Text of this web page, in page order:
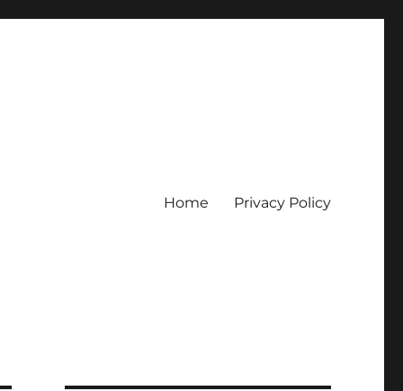
Home Privacy Policy